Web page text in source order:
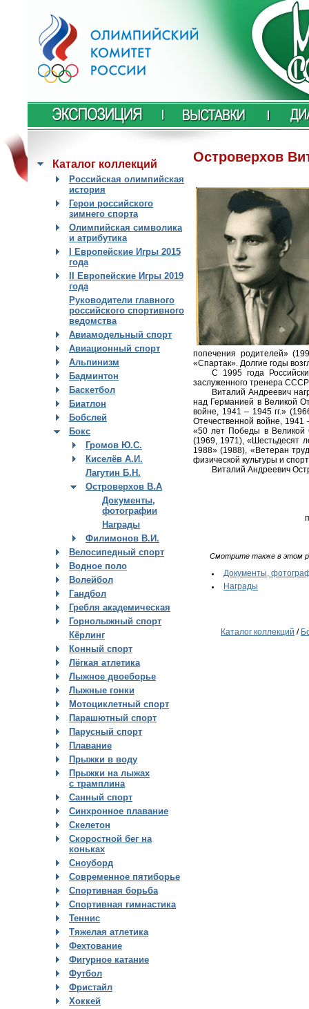
Каталог коллекций
Российская олимпийская
история
Герои российского
зимнего спорта
Олимпийская символика
и атрибутика
I Европейские Игры 2015
года
II Европейские Игры 2019
года
Руководители главного
российского спортивного
ведомства
Авиамодельный спорт
Авиационный спорт
Альпинизм
Бадминтон
Баскетбол
Биатлон
Бобслей
Бокс
Громов Ю.С.
Киселёв А.И.
Лагутин Б.Н.
Островерхов В.А
Документы,
фотографии
Награды
Филимонов В.И.
Велосипедный спорт
Водное поло
Волейбол
Гандбол
Гребля академическая
Горнолыжный спорт
Кёрлинг
Конный спорт
Лёгкая атлетика
Лыжное двоеборье
Лыжные гонки
Мотоциклетный спорт
Парашютный спорт
Парусный спорт
Плавание
Прыжки в воду
Прыжки на лыжах
с трамплина
Санный спорт
Синхронное плавание
Скелетон
Скоростной бег на
коньках
Сноуборд
Современное пятиборье
Спортивная борьба
Спортивная гимнастика
Теннис
Тяжелая атлетика
Фехтование
Фигурное катание
Футбол
Фристайл
Хоккей
Островерхов
попечения родителей»
«Спартак». Долгие годы
С 1995 года
заслуженного тренера
Виталий Андреевич
над Германией в Великой
войне, 1941 – 1945 гг.»
Отечественной войне, 1941
«50 лет Победы в Великой
(1969, 1971), «Шестьдесят
1988» (1988), «Ветеран
физической культуры и
Виталий Андреевич
Смотрите также в этом
Документы,
Награды
Каталог коллекций /